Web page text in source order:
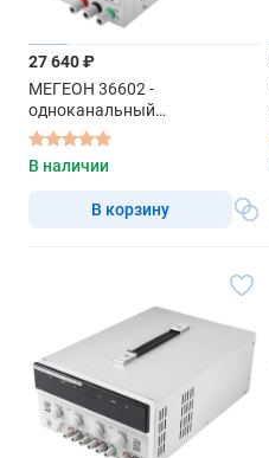
27 640 ₽
МЕГЕОН 36602 -
одноканальный
программируемый линейный
источник питания
В наличии
В корзину